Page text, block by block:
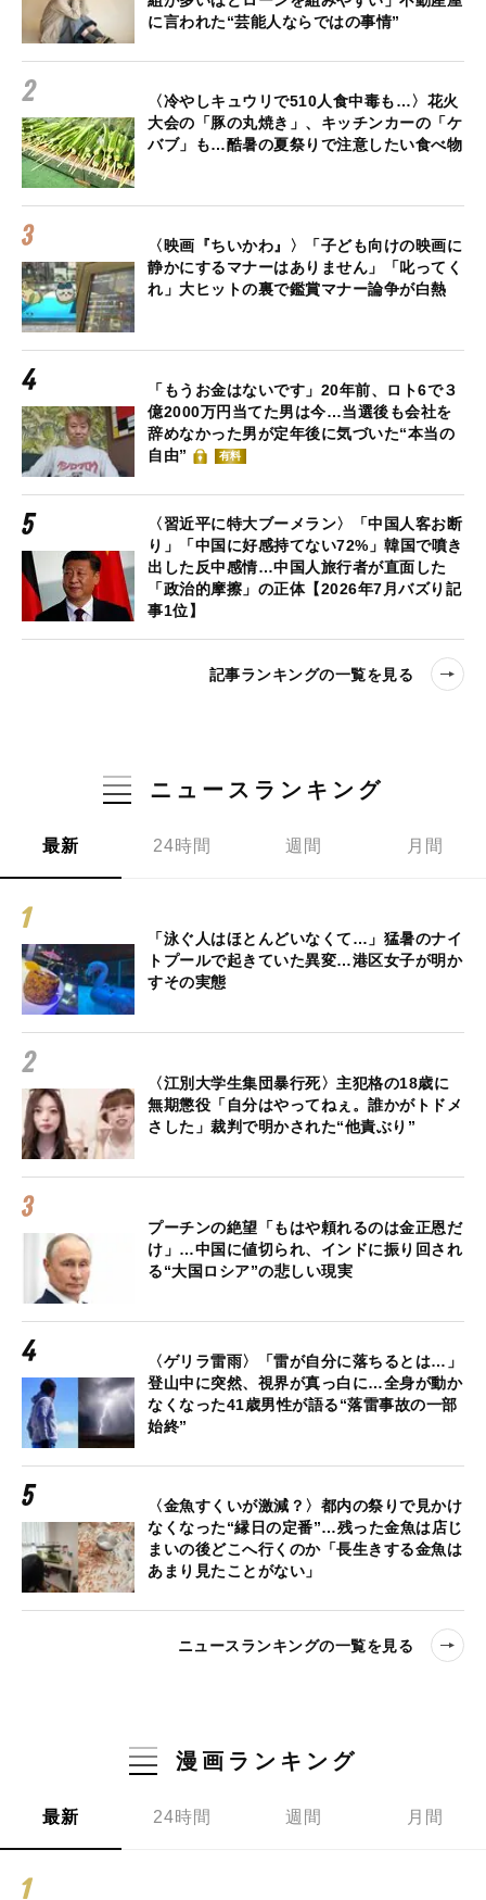
に言われた“芸能人ならではの事情”
〈冷やしキュウリで510人食中毒も…〉花火
大会の「豚の丸焼き」、キッチンカーの「ケ
バブ」も…酷暑の夏祭りで注意したい食べ物
〈映画『ちいかわ』〉「子ども向けの映画に
静かにするマナーはありません」「叱ってく
れ」大ヒットの裏で鑑賞マナー論争が白熱
「もうお金はないです」20年前、ロト6で３
億2000万円当てた男は今…当選後も会社を
辞めなかった男が定年後に気づいた“本当の
自由”
有料
〈習近平に特大ブーメラン〉「中国人客お断
り」「中国に好感持てない72%」韓国で噴き
出した反中感情…中国人旅行者が直面した
「政治的摩擦」の正体【2026年7月バズり記
事1位】
記事ランキングの一覧を見る
ニュースランキング
最新 24時間 週間 月間
「泳ぐ人はほとんどいなくて…」猛暑のナイ
トプールで起きていた異変…港区女子が明か
すその実態
〈江別大学生集団暴行死〉主犯格の18歳に
無期懲役「自分はやってねぇ。誰かがトドメ
さした」裁判で明かされた“他責ぶり”
プーチンの絶望「もはや頼れるのは金正恩だ
け」…中国に値切られ、インドに振り回され
る“大国ロシア”の悲しい現実
〈ゲリラ雷雨〉「雷が自分に落ちるとは…」
登山中に突然、視界が真っ白に…全身が動か
なくなった41歳男性が語る“落雷事故の一部
始終”
〈金魚すくいが激減？〉都内の祭りで見かけ
なくなった“縁日の定番”…残った金魚は店じ
まいの後どこへ行くのか「長生きする金魚は
あまり見たことがない」
ニュースランキングの一覧を見る
漫画ランキング
最新 24時間 週間 月間